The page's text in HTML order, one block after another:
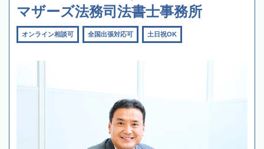
マザーズ法務司法書士事務所
オンライン相談可 全国出張対応可 土日祝OK